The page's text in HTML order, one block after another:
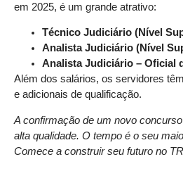
em 2025, é um grande atrativo:
Técnico Judiciário (Nível
Analista Judiciário (Nível
Analista Judiciário – Oficial
Além dos salários, os servidores
e adicionais de qualificação.
A confirmação de um novo
alta qualidade. O tempo é o seu
Comece a construir seu futuro no